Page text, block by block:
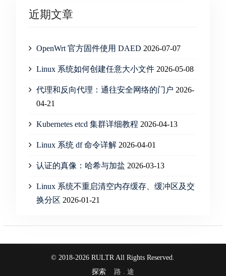
近期文章
OpenWrt 官方固件使用 DAED 2026-07-07
Linux 系统如何创建任意大小文件 2026-05-08
代理和反向代理：通往安全网络的门户 2026-
04-21
Kubernetes etcd 集群详细教程 2026-04-13
Linux 系统 df 命令详解 2026-04-01
认证的真像：哈希与加盐 2026-03-13
Linux 系统不重启清空内存缓存、缓冲区及交
换分区 2026-01-21
© 2018-2026 RULTR All Rights Reserved.
探索 路 . 途